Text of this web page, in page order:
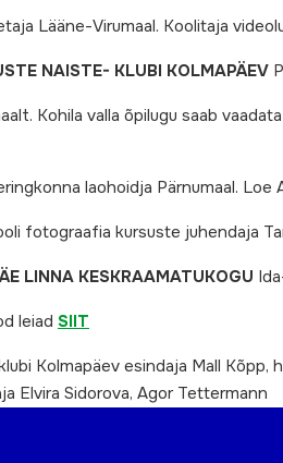
Lääne-Virumaal. Koolitaja
NAISTE- KLUBI KOLMAPÄEV
Kohila valla õpilugu saab vaadata
laohoidja Pärnumaal. Loe
fotograafia kursuste juhendaja
LINNA KESKRAAMATUKOGU
leiad SIIT
Kolmapäev esindaja Mall
Elvira Sidorova, Agor Tettermann